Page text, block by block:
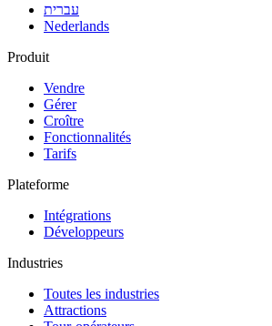
עברית
Nederlands
Produit
Vendre
Gérer
Croître
Fonctionnalités
Tarifs
Plateforme
Intégrations
Développeurs
Industries
Toutes les industries
Attractions